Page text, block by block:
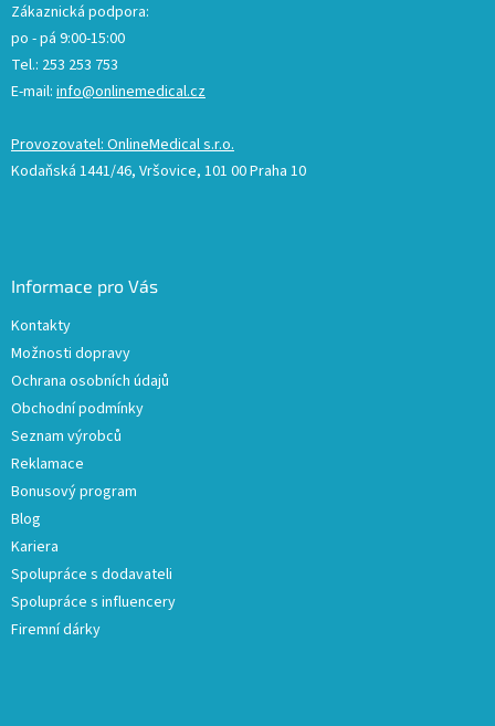
Zákaznická podpora:
po - pá 9:00-15:00
Tel.: 253 253 753
E-mail: info@onlinemedical.cz
Provozovatel: OnlineMedical s.r.o.
Kodaňská 1441/46, Vršovice, 101 00 Praha 10
Informace pro Vás
Kontakty
Možnosti dopravy
Ochrana osobních údajů
Obchodní podmínky
Seznam výrobců
Reklamace
Bonusový program
Blog
Kariera
Spolupráce s dodavateli
Spolupráce s influencery
Firemní dárky